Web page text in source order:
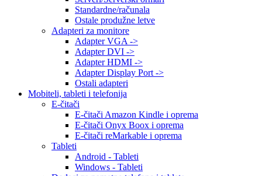
Standardne/računala
Ostale produžne letve
Adapteri za monitore
Adapter VGA ->
Adapter DVI ->
Adapter HDMI ->
Adapter Display Port ->
Ostali adapteri
Mobiteli, tableti i telefonija
E-čitači
E-čitači Amazon Kindle i oprema
E-čitači Onyx Boox i oprema
E-čitači reMarkable i oprema
Tableti
Android - Tableti
Windows - Tableti